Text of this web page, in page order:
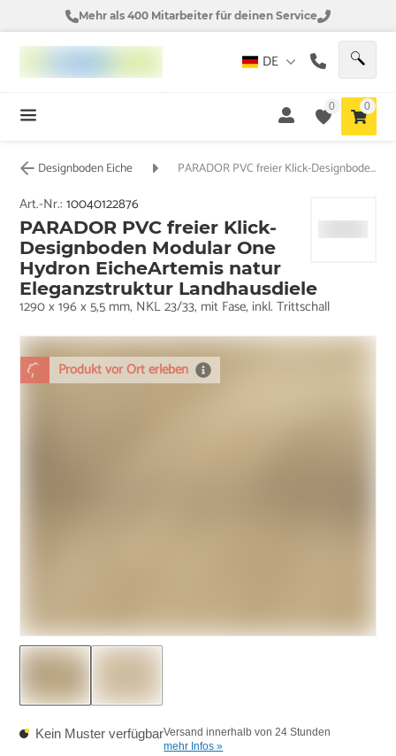
Mehr als 400 Mitarbeiter für deinen Service
DE
0 0
Designboden Eiche PARADOR PVC freier Klick-Designboden Modular One Hydron EicheArtemis natur Eleganzstruktur Landhausdiele
Produkt vor Ort erleben
Art.-Nr.:10040122876
PARADOR PVC freier Klick-
Designboden Modular One
Hydron EicheArtemis natur
Eleganzstruktur Landhausdiele
1290 x 196 x 5,5 mm, NKL 23/33, mit Fase, inkl. Trittschall
Kein Muster verfügbarVersand innerhalb von 24 Stunden
mehr Infos »